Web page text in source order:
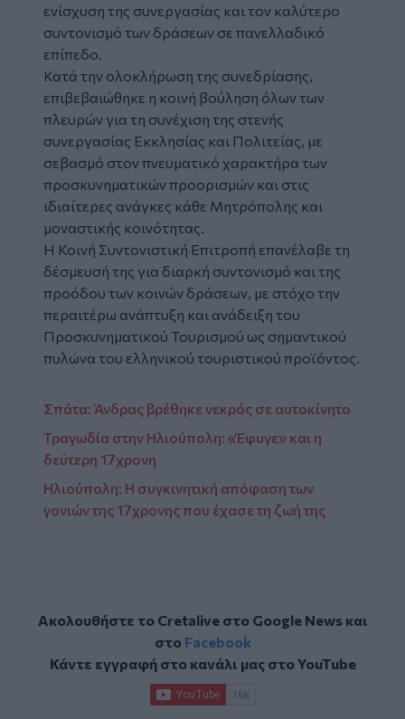
ενίσχυση της συνεργασίας και τον καλύτερο
συντονισμό των δράσεων σε πανελλαδικό
επίπεδο.
Κατά την ολοκλήρωση της συνεδρίασης,
επιβεβαιώθηκε η κοινή βούληση όλων των
πλευρών για τη συνέχιση της στενής
συνεργασίας Εκκλησίας και Πολιτείας, με
σεβασμό στον πνευματικό χαρακτήρα των
προσκυνηματικών προορισμών και στις
ιδιαίτερες ανάγκες κάθε Μητρόπολης και
μοναστικής κοινότητας.
Η Κοινή Συντονιστική Επιτροπή επανέλαβε τη
δέσμευσή της για διαρκή συντονισμό και της
προόδου των κοινών δράσεων, με στόχο την
περαιτέρω ανάπτυξη και ανάδειξη του
Προσκυνηματικού Τουρισμού ως σημαντικού
πυλώνα του ελληνικού τουριστικού προϊόντος.
Σπάτα: Άνδρας βρέθηκε νεκρός σε αυτοκίνητο
Τραγωδία στην Ηλιούπολη: «Έφυγε» και η
δεύτερη 17χρονη
Ηλιούπολη: Η συγκινητική απόφαση των
γονιών της 17χρονης που έχασε τη ζωή της
Ακολουθήστε το Cretalive στο Google Newsκαι
στο Facebook
Κάντε εγγραφή στο κανάλι μας στοYouTube